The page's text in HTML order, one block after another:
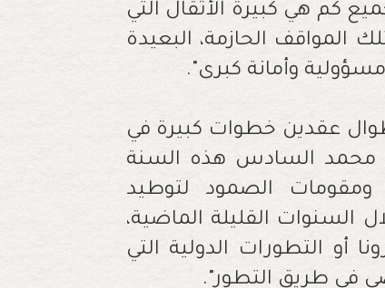
كم هي كبيرة الأثقال التي
الحازمة، البعيدة
وأمانة كبرى".
عقدين خطوات كبيرة في
محمد السادس هذه السنة
ومقومات الصمود لتوطيد
السنوات القليلة الماضية،
أو التطورات الدولية التي
في طريق التطور".